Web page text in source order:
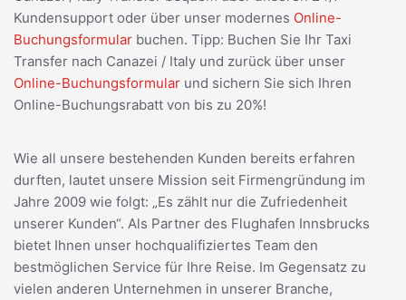
Kundensupport oder über unser modernes Online-
Buchungsformular buchen. Tipp: Buchen Sie Ihr Taxi
Transfer nach Canazei / Italy und zurück über unser
Online-Buchungsformular und sichern Sie sich Ihren
Online-Buchungsrabatt von bis zu 20%!
Wie all unsere bestehenden Kunden bereits erfahren
durften, lautet unsere Mission seit Firmengründung im
Jahre 2009 wie folgt: „Es zählt nur die Zufriedenheit
unserer Kunden“. Als Partner des Flughafen Innsbrucks
bietet Ihnen unser hochqualifiziertes Team den
bestmöglichen Service für Ihre Reise. Im Gegensatz zu
vielen anderen Unternehmen in unserer Branche,